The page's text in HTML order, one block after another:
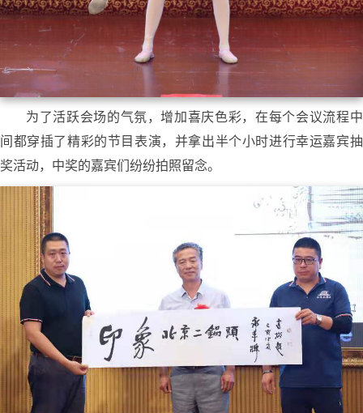
为了活跃会场的气氛，增加喜庆色彩，在每个会议流程中
间都穿插了精彩的节目表演，并拿出半个小时进行幸运嘉宾抽
奖活动，中奖的嘉宾们纷纷拍照留念。